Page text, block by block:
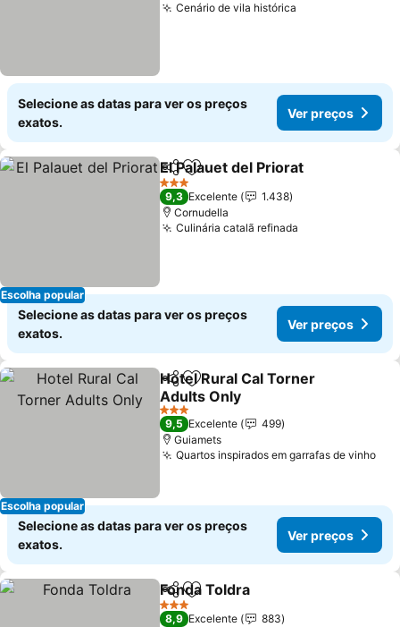
Cenário de vila histórica
Selecione as datas para ver os preços
exatos.
Ver preços
Escolha popular
PartilharAdicionar aos favoritos
El Palauet del Priorat
3 Estrelas
9,3 Excelente
1.438
Cornudella
Culinária catalã refinada
Selecione as datas para ver os preços
exatos.
Ver preços
Escolha popular
PartilharAdicionar aos favoritos
Hotel Rural Cal Torner
Adults Only
3 Estrelas
9,5 Excelente
499
Guiamets
Quartos inspirados em garrafas de vinho
Selecione as datas para ver os preços
exatos.
Ver preços
PartilharAdicionar aos favoritos
Fonda Toldra
3 Estrelas
8,9 Excelente
883